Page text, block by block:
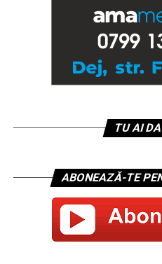
TU AI
ABONEAZĂ-TE